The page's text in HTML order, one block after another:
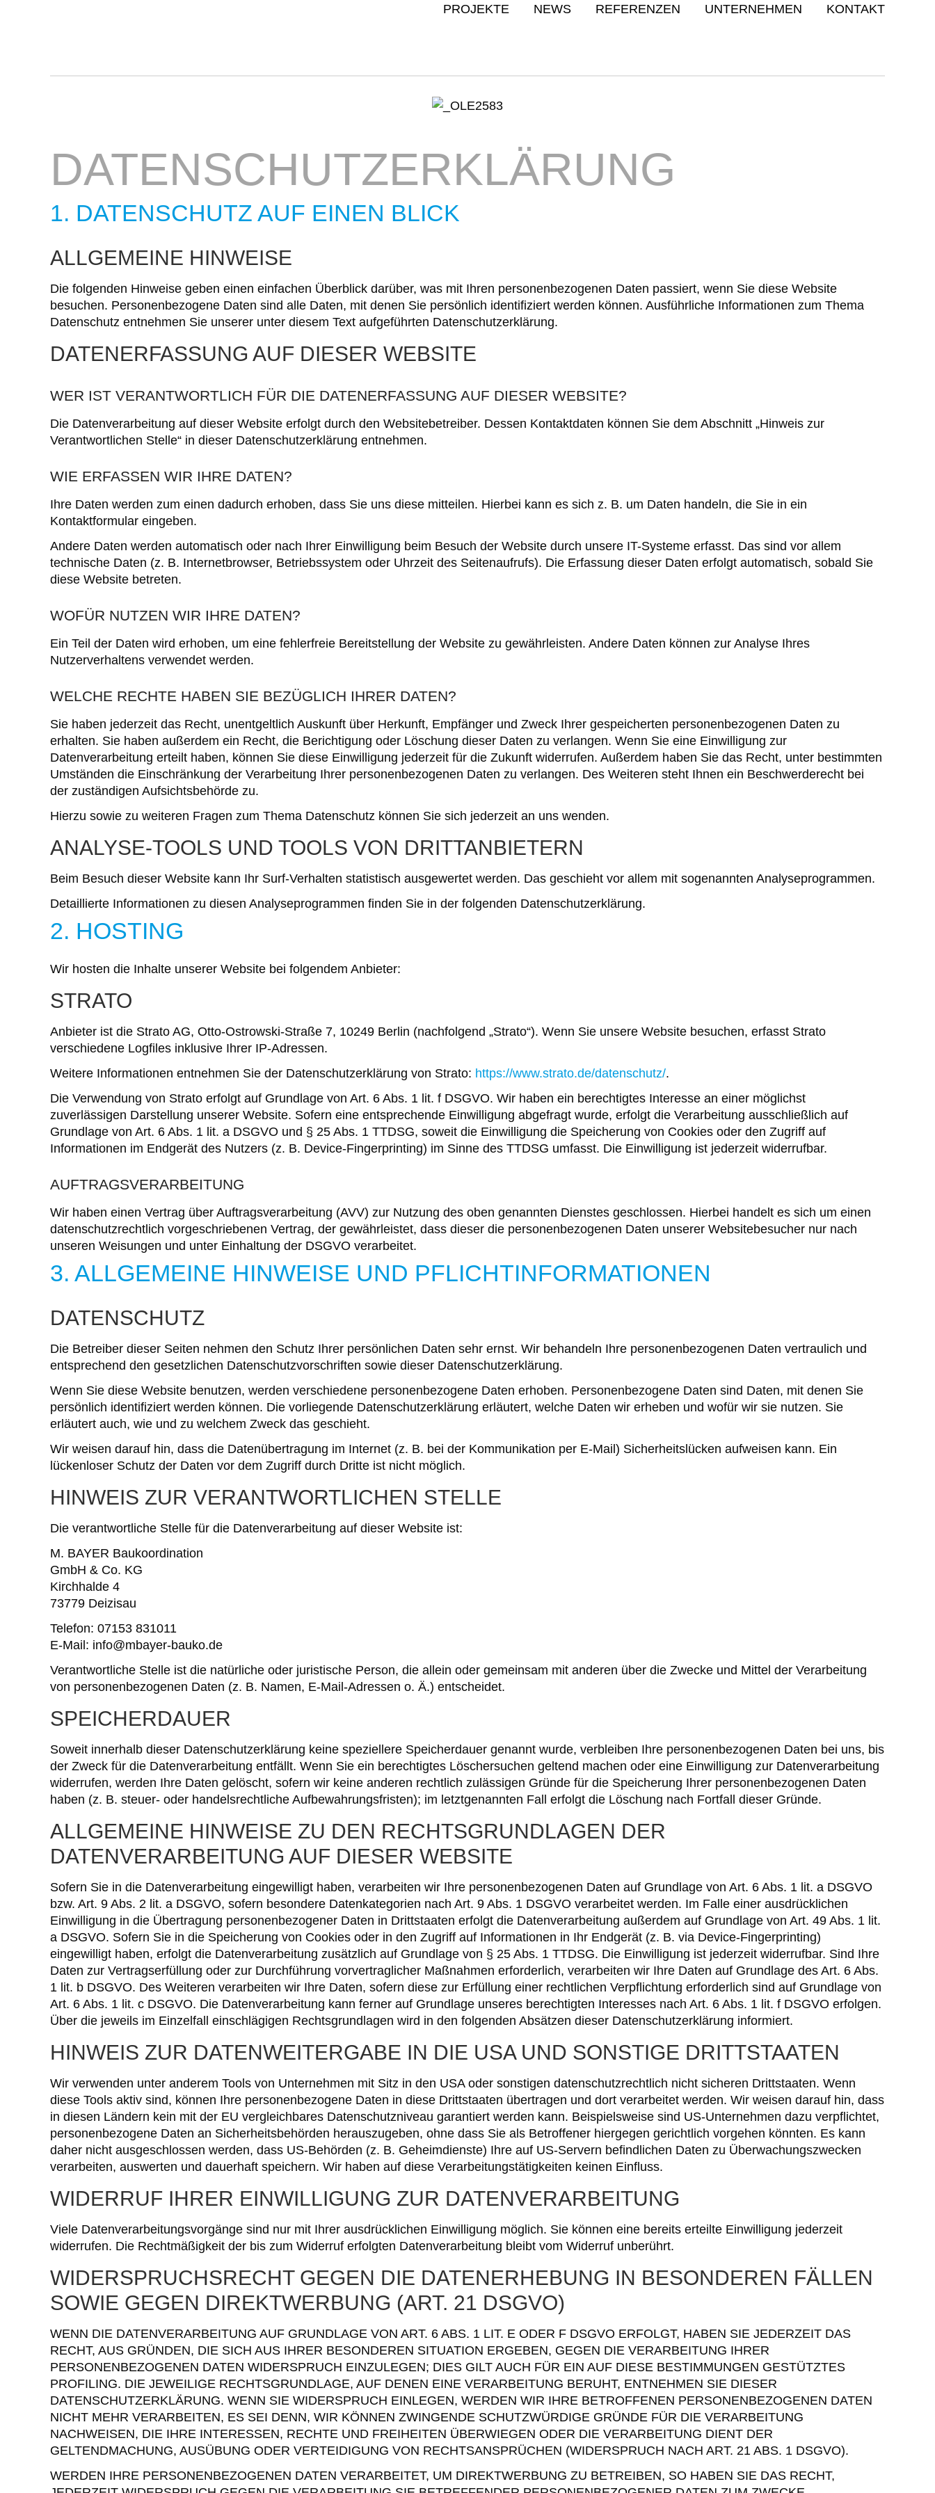
PROJEKTE NEWS REFERENZEN UNTERNEHMEN KONTAKT
DATEN­SCHUTZ­­ERKLÄRUNG
1. DATENSCHUTZ AUF EINEN BLICK
ALLGEMEINE HINWEISE
Die folgenden Hinweise geben einen einfachen Überblick darüber, was mit Ihren personenbezogenen Daten passiert, wenn Sie diese Website
besuchen. Personenbezogene Daten sind alle Daten, mit denen Sie persönlich identifiziert werden können. Ausführliche Informationen zum Thema
Datenschutz entnehmen Sie unserer unter diesem Text aufgeführten Datenschutzerklärung.
DATENERFASSUNG AUF DIESER WEBSITE
WER IST VERANTWORTLICH FÜR DIE DATENERFASSUNG AUF DIESER WEBSITE?
Die Datenverarbeitung auf dieser Website erfolgt durch den Websitebetreiber. Dessen Kontaktdaten können Sie dem Abschnitt „Hinweis zur
Verantwortlichen Stelle“ in dieser Datenschutzerklärung entnehmen.
WIE ERFASSEN WIR IHRE DATEN?
Ihre Daten werden zum einen dadurch erhoben, dass Sie uns diese mitteilen. Hierbei kann es sich z. B. um Daten handeln, die Sie in ein
Kontaktformular eingeben.
Andere Daten werden automatisch oder nach Ihrer Einwilligung beim Besuch der Website durch unsere IT-Systeme erfasst. Das sind vor allem
technische Daten (z. B. Internetbrowser, Betriebssystem oder Uhrzeit des Seitenaufrufs). Die Erfassung dieser Daten erfolgt automatisch, sobald Sie
diese Website betreten.
WOFÜR NUTZEN WIR IHRE DATEN?
Ein Teil der Daten wird erhoben, um eine fehlerfreie Bereitstellung der Website zu gewährleisten. Andere Daten können zur Analyse Ihres
Nutzerverhaltens verwendet werden.
WELCHE RECHTE HABEN SIE BEZÜGLICH IHRER DATEN?
Sie haben jederzeit das Recht, unentgeltlich Auskunft über Herkunft, Empfänger und Zweck Ihrer gespeicherten personenbezogenen Daten zu
erhalten. Sie haben außerdem ein Recht, die Berichtigung oder Löschung dieser Daten zu verlangen. Wenn Sie eine Einwilligung zur
Datenverarbeitung erteilt haben, können Sie diese Einwilligung jederzeit für die Zukunft widerrufen. Außerdem haben Sie das Recht, unter bestimmten
Umständen die Einschränkung der Verarbeitung Ihrer personenbezogenen Daten zu verlangen. Des Weiteren steht Ihnen ein Beschwerderecht bei
der zuständigen Aufsichtsbehörde zu.
Hierzu sowie zu weiteren Fragen zum Thema Datenschutz können Sie sich jederzeit an uns wenden.
ANALYSE-TOOLS UND TOOLS VON DRITT­ANBIETERN
Beim Besuch dieser Website kann Ihr Surf-Verhalten statistisch ausgewertet werden. Das geschieht vor allem mit sogenannten Analyseprogrammen.
Detaillierte Informationen zu diesen Analyseprogrammen finden Sie in der folgenden Datenschutzerklärung.
2. HOSTING
Wir hosten die Inhalte unserer Website bei folgendem Anbieter:
STRATO
Anbieter ist die Strato AG, Otto-Ostrowski-Straße 7, 10249 Berlin (nachfolgend „Strato“). Wenn Sie unsere Website besuchen, erfasst Strato
verschiedene Logfiles inklusive Ihrer IP-Adressen.
Weitere Informationen entnehmen Sie der Datenschutzerklärung von Strato: https://www.strato.de/datenschutz/.
Die Verwendung von Strato erfolgt auf Grundlage von Art. 6 Abs. 1 lit. f DSGVO. Wir haben ein berechtigtes Interesse an einer möglichst
zuverlässigen Darstellung unserer Website. Sofern eine entsprechende Einwilligung abgefragt wurde, erfolgt die Verarbeitung ausschließlich auf
Grundlage von Art. 6 Abs. 1 lit. a DSGVO und § 25 Abs. 1 TTDSG, soweit die Einwilligung die Speicherung von Cookies oder den Zugriff auf
Informationen im Endgerät des Nutzers (z. B. Device-Fingerprinting) im Sinne des TTDSG umfasst. Die Einwilligung ist jederzeit widerrufbar.
AUFTRAGSVERARBEITUNG
Wir haben einen Vertrag über Auftragsverarbeitung (AVV) zur Nutzung des oben genannten Dienstes geschlossen. Hierbei handelt es sich um einen
datenschutzrechtlich vorgeschriebenen Vertrag, der gewährleistet, dass dieser die personenbezogenen Daten unserer Websitebesucher nur nach
unseren Weisungen und unter Einhaltung der DSGVO verarbeitet.
3. ALLGEMEINE HINWEISE UND PFLICHT­INFORMATIONEN
DATENSCHUTZ
Die Betreiber dieser Seiten nehmen den Schutz Ihrer persönlichen Daten sehr ernst. Wir behandeln Ihre personenbezogenen Daten vertraulich und
entsprechend den gesetzlichen Datenschutzvorschriften sowie dieser Datenschutzerklärung.
Wenn Sie diese Website benutzen, werden verschiedene personenbezogene Daten erhoben. Personenbezogene Daten sind Daten, mit denen Sie
persönlich identifiziert werden können. Die vorliegende Datenschutzerklärung erläutert, welche Daten wir erheben und wofür wir sie nutzen. Sie
erläutert auch, wie und zu welchem Zweck das geschieht.
Wir weisen darauf hin, dass die Datenübertragung im Internet (z. B. bei der Kommunikation per E-Mail) Sicherheitslücken aufweisen kann. Ein
lückenloser Schutz der Daten vor dem Zugriff durch Dritte ist nicht möglich.
HINWEIS ZUR VERANTWORTLICHEN STELLE
Die verantwortliche Stelle für die Datenverarbeitung auf dieser Website ist:
M. BAYER Baukoordination
GmbH & Co. KG
Kirchhalde 4
73779 Deizisau
Telefon: 07153 831011
E-Mail: info@mbayer-bauko.de
Verantwortliche Stelle ist die natürliche oder juristische Person, die allein oder gemeinsam mit anderen über die Zwecke und Mittel der Verarbeitung
von personenbezogenen Daten (z. B. Namen, E-Mail-Adressen o. Ä.) entscheidet.
SPEICHERDAUER
Soweit innerhalb dieser Datenschutzerklärung keine speziellere Speicherdauer genannt wurde, verbleiben Ihre personenbezogenen Daten bei uns, bis
der Zweck für die Datenverarbeitung entfällt. Wenn Sie ein berechtigtes Löschersuchen geltend machen oder eine Einwilligung zur Datenverarbeitung
widerrufen, werden Ihre Daten gelöscht, sofern wir keine anderen rechtlich zulässigen Gründe für die Speicherung Ihrer personenbezogenen Daten
haben (z. B. steuer- oder handelsrechtliche Aufbewahrungsfristen); im letztgenannten Fall erfolgt die Löschung nach Fortfall dieser Gründe.
ALLGEMEINE HINWEISE ZU DEN RECHTSGRUNDLAGEN DER
DATENVERARBEITUNG AUF DIESER WEBSITE
Sofern Sie in die Datenverarbeitung eingewilligt haben, verarbeiten wir Ihre personenbezogenen Daten auf Grundlage von Art. 6 Abs. 1 lit. a DSGVO
bzw. Art. 9 Abs. 2 lit. a DSGVO, sofern besondere Datenkategorien nach Art. 9 Abs. 1 DSGVO verarbeitet werden. Im Falle einer ausdrücklichen
Einwilligung in die Übertragung personenbezogener Daten in Drittstaaten erfolgt die Datenverarbeitung außerdem auf Grundlage von Art. 49 Abs. 1 lit.
a DSGVO. Sofern Sie in die Speicherung von Cookies oder in den Zugriff auf Informationen in Ihr Endgerät (z. B. via Device-Fingerprinting)
eingewilligt haben, erfolgt die Datenverarbeitung zusätzlich auf Grundlage von § 25 Abs. 1 TTDSG. Die Einwilligung ist jederzeit widerrufbar. Sind Ihre
Daten zur Vertragserfüllung oder zur Durchführung vorvertraglicher Maßnahmen erforderlich, verarbeiten wir Ihre Daten auf Grundlage des Art. 6 Abs.
1 lit. b DSGVO. Des Weiteren verarbeiten wir Ihre Daten, sofern diese zur Erfüllung einer rechtlichen Verpflichtung erforderlich sind auf Grundlage von
Art. 6 Abs. 1 lit. c DSGVO. Die Datenverarbeitung kann ferner auf Grundlage unseres berechtigten Interesses nach Art. 6 Abs. 1 lit. f DSGVO erfolgen.
Über die jeweils im Einzelfall einschlägigen Rechtsgrundlagen wird in den folgenden Absätzen dieser Datenschutzerklärung informiert.
HINWEIS ZUR DATENWEITERGABE IN DIE USA UND SONSTIGE DRITTSTAATEN
Wir verwenden unter anderem Tools von Unternehmen mit Sitz in den USA oder sonstigen datenschutzrechtlich nicht sicheren Drittstaaten. Wenn
diese Tools aktiv sind, können Ihre personenbezogene Daten in diese Drittstaaten übertragen und dort verarbeitet werden. Wir weisen darauf hin, dass
in diesen Ländern kein mit der EU vergleichbares Datenschutzniveau garantiert werden kann. Beispielsweise sind US-Unternehmen dazu verpflichtet,
personenbezogene Daten an Sicherheitsbehörden herauszugeben, ohne dass Sie als Betroffener hiergegen gerichtlich vorgehen könnten. Es kann
daher nicht ausgeschlossen werden, dass US-Behörden (z. B. Geheimdienste) Ihre auf US-Servern befindlichen Daten zu Überwachungszwecken
verarbeiten, auswerten und dauerhaft speichern. Wir haben auf diese Verarbeitungstätigkeiten keinen Einfluss.
WIDERRUF IHRER EINWILLIGUNG ZUR DATENVERARBEITUNG
Viele Datenverarbeitungsvorgänge sind nur mit Ihrer ausdrücklichen Einwilligung möglich. Sie können eine bereits erteilte Einwilligung jederzeit
widerrufen. Die Rechtmäßigkeit der bis zum Widerruf erfolgten Datenverarbeitung bleibt vom Widerruf unberührt.
WIDERSPRUCHSRECHT GEGEN DIE DATENERHEBUNG IN BESONDEREN FÄLLEN
SOWIE GEGEN DIREKTWERBUNG (ART. 21 DSGVO)
WENN DIE DATENVERARBEITUNG AUF GRUNDLAGE VON ART. 6 ABS. 1 LIT. E ODER F DSGVO ERFOLGT, HABEN SIE JEDERZEIT DAS
RECHT, AUS GRÜNDEN, DIE SICH AUS IHRER BESONDEREN SITUATION ERGEBEN, GEGEN DIE VERARBEITUNG IHRER
PERSONENBEZOGENEN DATEN WIDERSPRUCH EINZULEGEN; DIES GILT AUCH FÜR EIN AUF DIESE BESTIMMUNGEN GESTÜTZTES
PROFILING. DIE JEWEILIGE RECHTSGRUNDLAGE, AUF DENEN EINE VERARBEITUNG BERUHT, ENTNEHMEN SIE DIESER
DATENSCHUTZERKLÄRUNG. WENN SIE WIDERSPRUCH EINLEGEN, WERDEN WIR IHRE BETROFFENEN PERSONENBEZOGENEN DATEN
NICHT MEHR VERARBEITEN, ES SEI DENN, WIR KÖNNEN ZWINGENDE SCHUTZWÜRDIGE GRÜNDE FÜR DIE VERARBEITUNG
NACHWEISEN, DIE IHRE INTERESSEN, RECHTE UND FREIHEITEN ÜBERWIEGEN ODER DIE VERARBEITUNG DIENT DER
GELTENDMACHUNG, AUSÜBUNG ODER VERTEIDIGUNG VON RECHTSANSPRÜCHEN (WIDERSPRUCH NACH ART. 21 ABS. 1 DSGVO).
WERDEN IHRE PERSONENBEZOGENEN DATEN VERARBEITET, UM DIREKTWERBUNG ZU BETREIBEN, SO HABEN SIE DAS RECHT,